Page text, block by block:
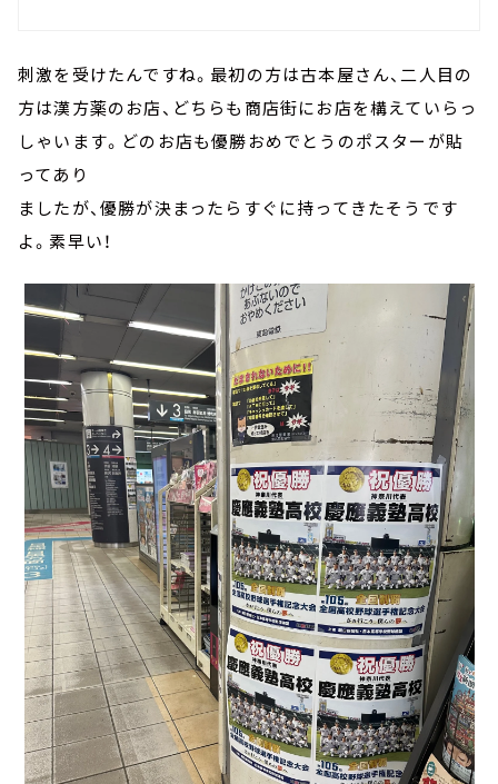
刺激を受けたんですね。最初の方は古本屋さん、二人目の
方は漢方薬のお店、どちらも商店街にお店を構えていらっ
しゃいます。どのお店も優勝おめでとうのポスターが貼
ってあり
ましたが、優勝が決まったらすぐに持ってきたそうです
よ。素早い！